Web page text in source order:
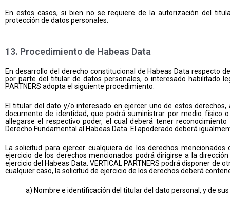
En estos casos, si bien no se requiere de la autorización del
protección de datos personales.
13. Procedimiento de Habeas Data
En desarrollo del derecho constitucional de Habeas Data respecto
por parte del titular de datos personales, o interesado habilitado
PARTNERS adopta el siguiente procedimiento:
El titular del dato y/o interesado en ejercer uno de estos
documento de identidad, que podrá suministrar por medio físico
allegarse el respectivo poder, el cual deberá tener
Derecho Fundamental al Habeas Data. El apoderado deberá
La solicitud para ejercer cualquiera de los derechos
ejercicio de los derechos mencionados podrá dirigirse a la
ejercicio del Habeas Data. VERTICAL PARTNERS podrá disponer
cualquier caso, la solicitud de ejercicio de los derechos deberá
a) Nombre e identificación del titular del dato personal, y de